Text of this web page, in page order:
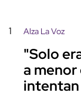
1 Alza La Voz
"Solo
a menor
intentan